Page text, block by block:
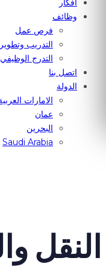
أفكار
وظائف
فرص عمل
التدريب
التدرج الوظيفي
اتصل بنا
الدولة
الامارات
عمان
البحرين
Saudi Arabia
النقل